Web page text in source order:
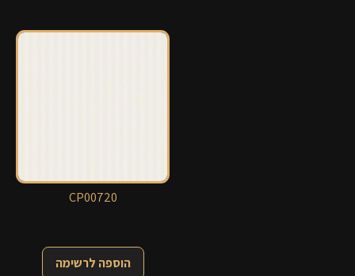
CP00720
הוספה לרשימה